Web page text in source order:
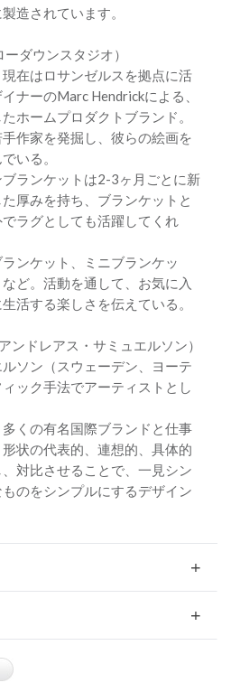
造されています。
ダウンスタジオ）
在はロサンゼルスを拠点に活
ナーのMarc Hendrickによる、
ホームプロダクトブランド。
作家を発掘し、彼らの絵画を
いる。
ランケットは2-3ヶ月ごとに新
厚みを持ち、ブランケットと
ラグとしても活躍してくれ
ンケット、ミニブランケッ
ど。活動を通して、お気に入
活する楽しさを伝えている。
ンドレアス・サミュエルソン）
ソン（スウェーデン、ヨーテ
ック手法でアーティストとし
くの有名国際ブランドと仕事
状の代表的、連想的、具体的
対比させることで、一見シン
のをシンプルにするデザイン